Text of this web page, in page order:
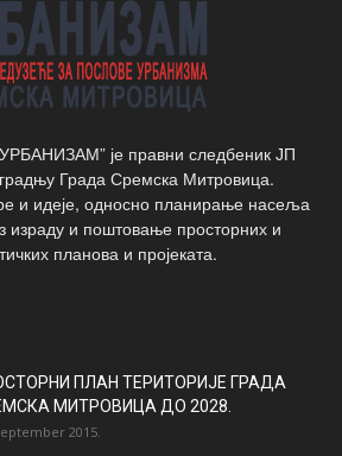
је правни следбеник ЈП
Града Сремска Митровица.
и идеје, односно планирање насеља
израду и поштовање просторних и
планова и пројеката.
ПЛАН ТЕРИТОРИЈЕ ГРАДА
МИТРОВИЦА ДО 2028.
2015.